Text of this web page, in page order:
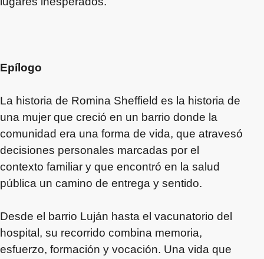
Epílogo
La historia de Romina Sheffield es la historia de
una mujer que creció en un barrio donde la
comunidad era una forma de vida, que atravesó
decisiones personales marcadas por el
contexto familiar y que encontró en la salud
pública un camino de entrega y sentido.
Desde el barrio Luján hasta el vacunatorio del
hospital, su recorrido combina memoria,
esfuerzo, formación y vocación. Una vida que